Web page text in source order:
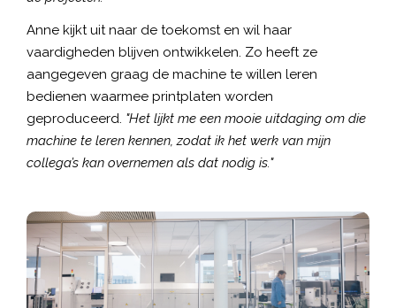
Anne kijkt uit naar de toekomst en wil haar
vaardigheden blijven ontwikkelen. Zo heeft ze
aangegeven graag de machine te willen leren
bedienen waarmee printplaten worden
geproduceerd. "Het lijkt me een mooie uitdaging om die
machine te leren kennen, zodat ik het werk van mijn
collega’s kan overnemen als dat nodig is."